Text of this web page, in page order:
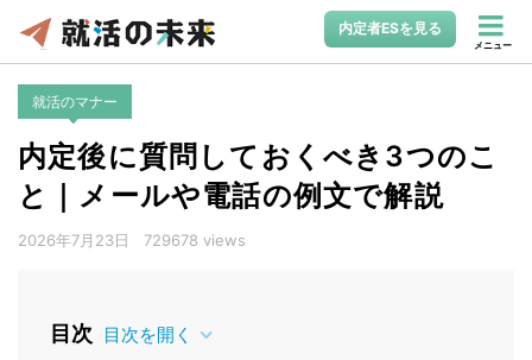
内定者ESを見る
メニュー
就活のマナー
内定後に質問しておくべき3つのこ
と｜メールや電話の例文で解説
2026年7月23日 729678 views
目次 目次を開く